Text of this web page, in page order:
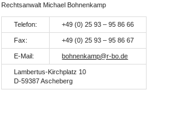
Rechtsanwalt Michael Bohnenkamp
Telefon: +49 (0) 25 93 – 95 86 66
Fax: +49 (0) 25 93 – 95 86 67
E-Mail: bohnenkamp@r-bo.de
Lambertus-Kirchplatz 10
D-59387 Ascheberg